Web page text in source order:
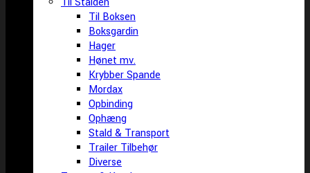
Til Boksen
Boksgardin
Hager
Hønet mv.
Krybber Spande
Mordax
Opbinding
Ophæng
Stald & Transport
Trailer Tilbehør
Diverse